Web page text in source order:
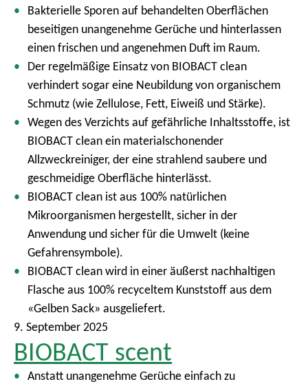
Bakterielle Sporen auf behandelten Oberflächen
beseitigen unangenehme Gerüche und hinterlassen
einen frischen und angenehmen Duft im Raum.
Der regelmäßige Einsatz von BIOBACT clean
verhindert sogar eine Neubildung von organischem
Schmutz (wie Zellulose, Fett, Eiweiß und Stärke).
Wegen des Verzichts auf gefährliche Inhaltsstoffe, ist
BIOBACT clean ein materialschonender
Allzweckreiniger, der eine strahlend saubere und
geschmeidige Oberfläche hinterlässt.
BIOBACT clean ist aus 100% natürlichen
Mikroorganismen hergestellt, sicher in der
Anwendung und sicher für die Umwelt (keine
Gefahrensymbole).
BIOBACT clean wird in einer äußerst nachhaltigen
Flasche aus 100% recyceltem Kunststoff aus dem
«Gelben Sack» ausgeliefert.
9. September 2025
BIOBACT scent
Anstatt unangenehme Gerüche einfach zu